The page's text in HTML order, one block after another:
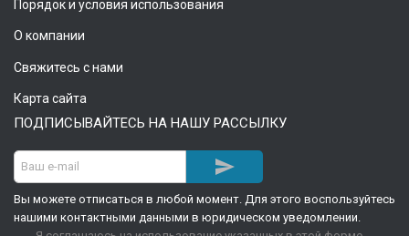
Порядок и условия использования
О компании
Свяжитесь с нами
Карта сайта
ПОДПИСЫВАЙТЕСЬ НА НАШУ РАССЫЛКУ

Вы можете отписаться в любой момент. Для этого воспользуйтесь
нашими контактными данными в юридическом уведомлении.